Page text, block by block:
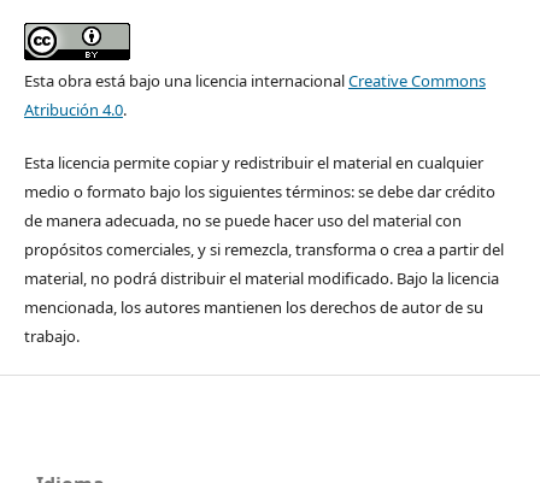
Esta obra está bajo una licencia internacionalCreative Commons
Atribución 4.0.
Esta licencia permite copiar y redistribuir el material en cualquier
medio o formato bajo los siguientes términos: se debe dar crédito
de manera adecuada, no se puede hacer uso del material con
propósitos comerciales, y si remezcla, transforma o crea a partir del
material, no podrá distribuir el material modificado. Bajo la licencia
mencionada, los autores mantienen los derechos de autor de su
trabajo.